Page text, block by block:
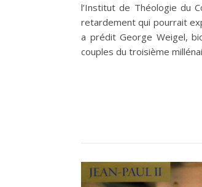
l’Institut de Théologie du
retardement qui pourrait
a prédit George Weigel,
couples du troisième